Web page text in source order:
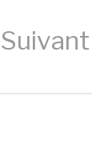
Suivant